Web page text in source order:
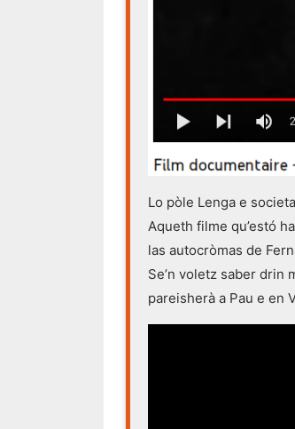
Lo pòle Lenga e
Aqueth filme qu’estó
las autocròmas de
Se’n voletz saber drin
pareisherà a Pau e en